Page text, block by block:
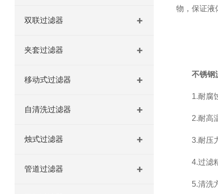
双联过滤器
夹套过滤器
移动式过滤器
自清洗过滤器
烛式过滤器
管道过滤器
物，保证液
不锈钢
1.耐腐蚀
2.耐高温
3.耐压力
4.过滤精
5.清洗方